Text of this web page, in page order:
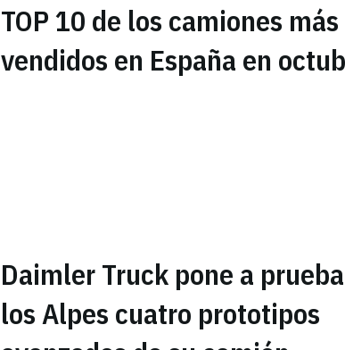
TOP 10 de los camiones más
vendidos en España en
Daimler Truck pone a
los Alpes cuatro prototipos